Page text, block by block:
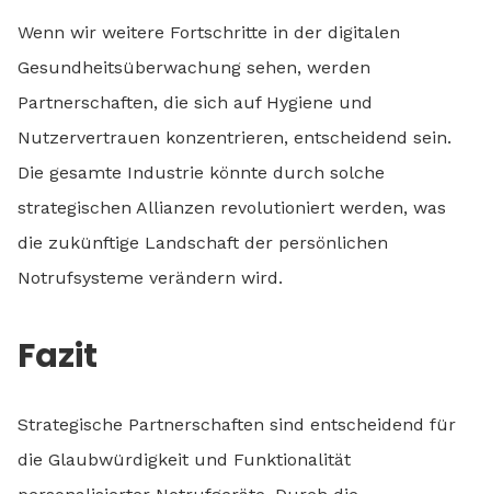
Wenn wir weitere Fortschritte in der digitalen
Gesundheitsüberwachung sehen, werden
Partnerschaften, die sich auf Hygiene und
Nutzervertrauen konzentrieren, entscheidend sein.
Die gesamte Industrie könnte durch solche
strategischen Allianzen revolutioniert werden, was
die zukünftige Landschaft der persönlichen
Notrufsysteme verändern wird.
Fazit
Strategische Partnerschaften sind entscheidend für
die Glaubwürdigkeit und Funktionalität